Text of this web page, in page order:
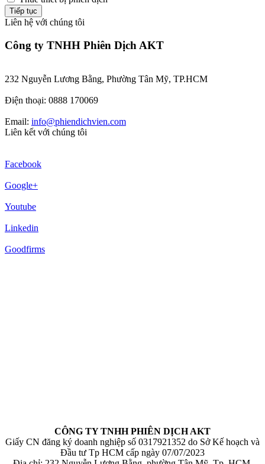
Tiếp tục
Liên hệ với chúng tôi
Công ty TNHH Phiên Dịch AKT
232 Nguyễn Lương Bằng, Phường Tân Mỹ, TP.HCM
Điện thoại: 0888 170069
Email: info@phiendichvien.com
Liên kết với chúng tôi
Facebook
Google+
Youtube
Linkedin
Goodfirms
CÔNG TY TNHH PHIÊN DỊCH AKT
Giấy CN đăng ký doanh nghiệp số 0317921352 do Sở Kế hoạch và
Đầu tư Tp HCM cấp ngày 07/07/2023